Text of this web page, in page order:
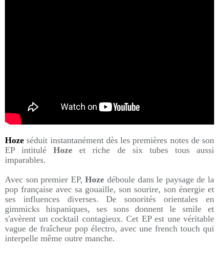
Hoze séduit instantanément dès les premières notes de son
EP intituléHozeet riche de six tubes tous aussi
imparables.
Avec son premier EP,Hoze déboule dans le paysage de la
pop française avec sa gouaille, son sourire, son énergie et
ses influences diverses. De sonorités orientales en
gimmicks hispaniques, ses sons donnent le smile et
s'avèrent un cocktail contagieux. Cet EP est une véritable
vague de fraîcheur pop électro, avec une french touch qui
interpelle même outre manche.